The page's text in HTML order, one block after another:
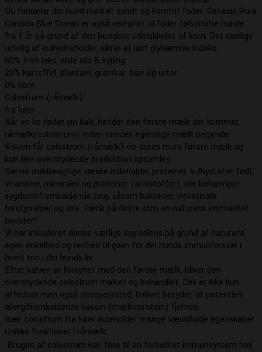
Du forkæler din hund med et sundt og kornfrit foder. Genesis Pure
Canada Blue Ocean er også velegnet til foder følsomme hunde
fra 1 år på grund af den bevidste udelukkelse af korn. Det særlige
udvalg af kulhydratkilder, sikrer et lavt glykæmisk indeks.
80% frisk laks, vilde sild & kylling
20% kartoffel, plantain, græskar, bær og urter
0% korn
Colostrum (råmælk)
fra køer
Når en ko føder sin kalv, hedder den første mælk der kommer,
råmælk(colostrum) inden hendes egentlige mælk begynder.
Kalven får colostrum (råmælk) via deres mors første mælk og
kun den overskydende produktion opsamles.
Denne mælkeagtige væske indeholder proteiner, kulhydrater, fedt,
vitaminer, mineraler og proteiner (antistoffer), der bekæmper
sygdomsfremkaldende ting, såsom bakterier, intestinale
forstyrrelser og vira. Tænk på dette som en naturens immunitet
booster!
Vi har inkluderet denne særlige ingrediens på grund af naturens
egen enkelhed og renhed til gavn for din hunds immunforsvar i
hvert trin i din hunds liv.
Efter kalven er forsynet med den første mælk, bliver den
overskydende colostrum malket og behandlet. Det er ikke kun
affedtes men også decaseinated, hvilket betyder, at potentielt
allergifremkaldende kasein (mælkeprotein) fjernes.
Især colostrum fra køer indeholder mange værdifulde egenskaber.
Unikke funktioner i råmælk:
 Brugen af colostrum kan føre til en forbedret immunsystem hos